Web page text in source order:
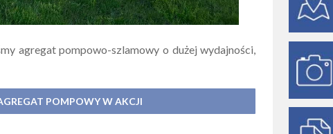
agregat pompowo-szlamowy o dużej wydajności,
POMPOWY W AKCJI